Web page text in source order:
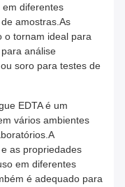
diferentes
amostras.As
o tornam ideal para
análise
soro para testes de
EDTA é um
vários ambientes
as propriedades
em diferentes
é adequado para